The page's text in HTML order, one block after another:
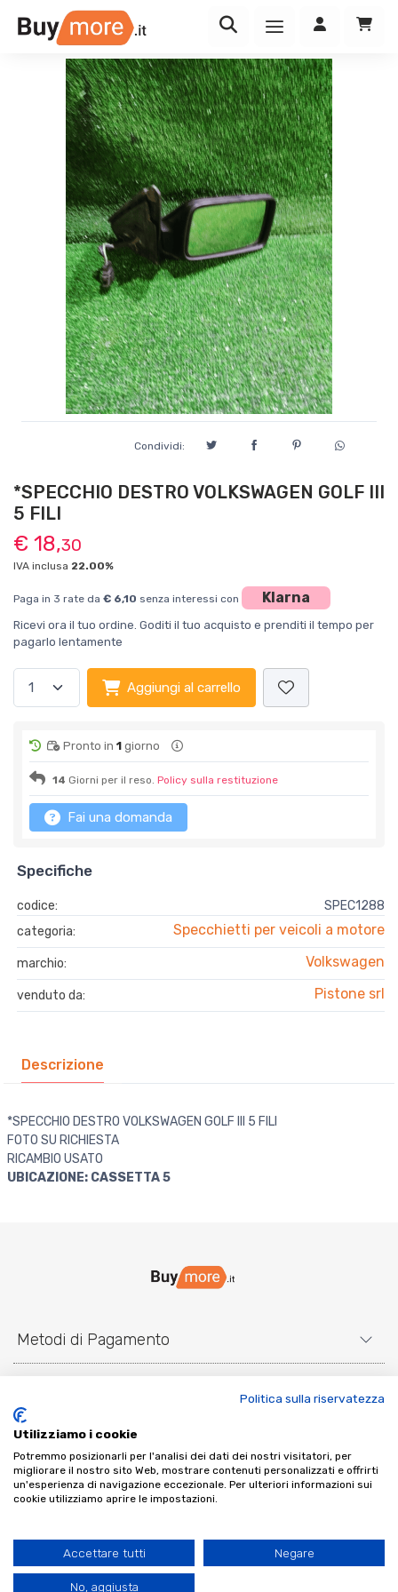
Condividi:
*SPECCHIO DESTRO VOLKSWAGEN GOLF III
5 FILI
€ 18,30
IVA inclusa 22.00%
Paga in 3 rate da € 6,10 senza interessi con Klarna
Ricevi ora il tuo ordine. Goditi il tuo acquisto e prenditi il tempo per
pagarlo lentamente
Aggiungi al carrello
Pronto in 1 giorno
14 Giorni per il reso. Policy sulla restituzione
Fai una domanda
Specifiche
codice:
SPEC1288
categoria:
Specchietti per veicoli a motore
marchio: Volkswagen
venduto da: Pistone srl
Descrizione
*SPECCHIO DESTRO VOLKSWAGEN GOLF III 5 FILI
FOTO SU RICHIESTA
RICAMBIO USATO
UBICAZIONE: CASSETTA 5
Metodi di Pagamento
Contatti e Social
Klarna Paga a rate conKlarna
Politica sulla riservatezza
Utilizziamo i cookie
Potremmo posizionarli per l'analisi dei dati dei nostri visitatori, per
migliorare il nostro sito Web, mostrare contenuti personalizzati e offrirti
un'esperienza di navigazione eccezionale. Per ulteriori informazioni sui
cookie utilizziamo aprire le impostazioni.
Accettare tutti Negare
No, aggiusta